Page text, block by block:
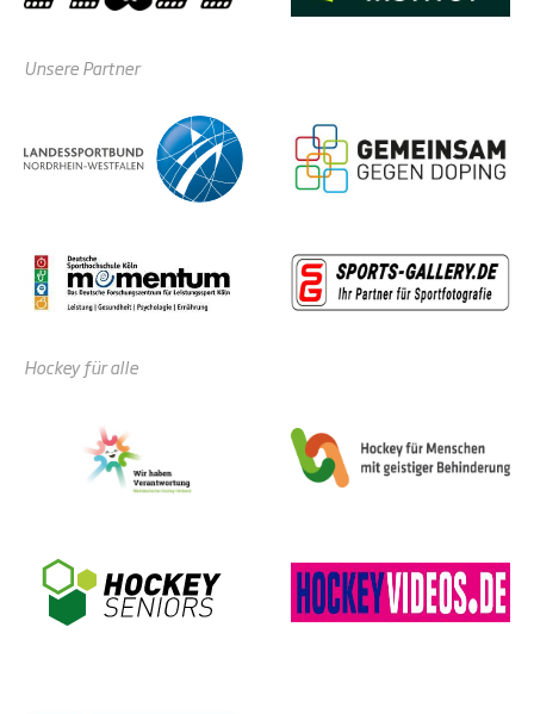
Unsere Partner
Hockey für alle